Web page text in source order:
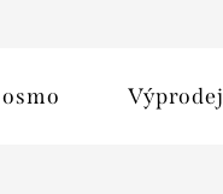
osmo Výprodej